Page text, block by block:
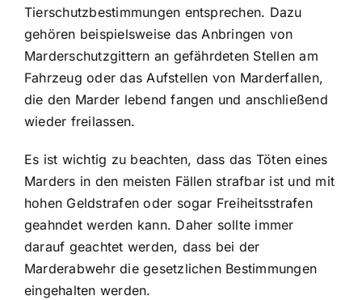
Tierschutzbestimmungen entsprechen. Dazu
gehören beispielsweise das Anbringen von
Marderschutzgittern an gefährdeten Stellen am
Fahrzeug oder das Aufstellen von Marderfallen,
die den Marder lebend fangen und anschließend
wieder freilassen.
Es ist wichtig zu beachten, dass das Töten eines
Marders in den meisten Fällen strafbar ist und mit
hohen Geldstrafen oder sogar Freiheitsstrafen
geahndet werden kann. Daher sollte immer
darauf geachtet werden, dass bei der
Marderabwehr die gesetzlichen Bestimmungen
eingehalten werden.